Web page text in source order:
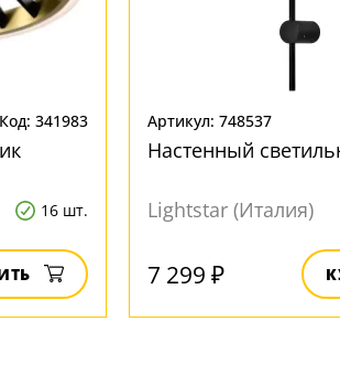
Код: 341983
16 шт.
Артикул: 748537
Настенный
Lightstar (Италия)
7 299 ₽